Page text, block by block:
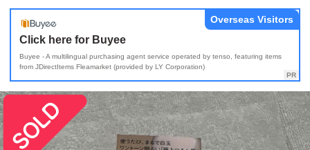
Click here for Buyee
Buyee - A multilingual purchasing agent service operated by tenso, featuring items
from JDirectItems Fleamarket (provided by LY Corporation)
Overseas Visitors